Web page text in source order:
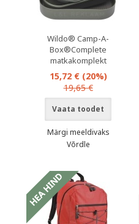
Wildo® Camp-A-
Box®Complete
matkakomplekt
15,72 € (20%)
19,65 €
Vaata toodet
Märgi meeldivaks
Võrdle